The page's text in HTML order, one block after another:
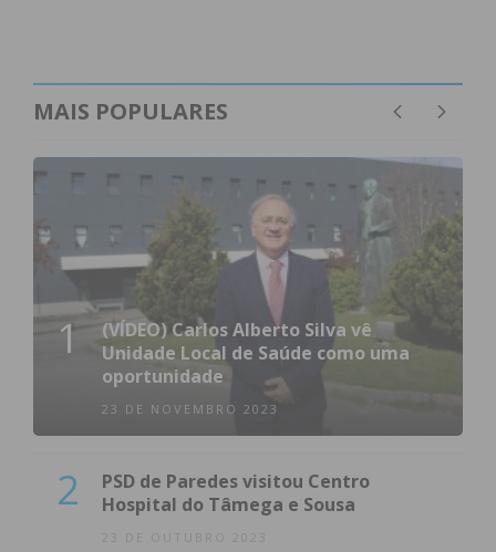
MAIS POPULARES
1
(VÍDEO) Carlos Alberto Silva vê
Unidade Local de Saúde como uma
oportunidade
23 DE NOVEMBRO 2023
2
PSD de Paredes visitou Centro
Hospital do Tâmega e Sousa
23 DE OUTUBRO 2023